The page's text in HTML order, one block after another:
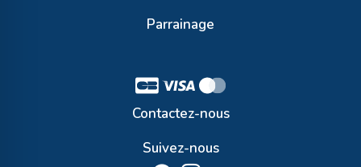
Parrainage
Contactez-nous
Suivez-nous